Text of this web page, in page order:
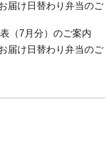
届け日替わり弁当のご
（7月分）のご案内
届け日替わり弁当のご